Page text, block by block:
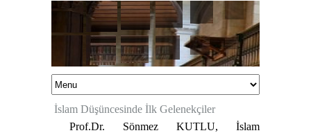
İslam Düşüncesinde İlk Gelenekçiler
Prof.Dr. Sönmez KUTLU, İslam